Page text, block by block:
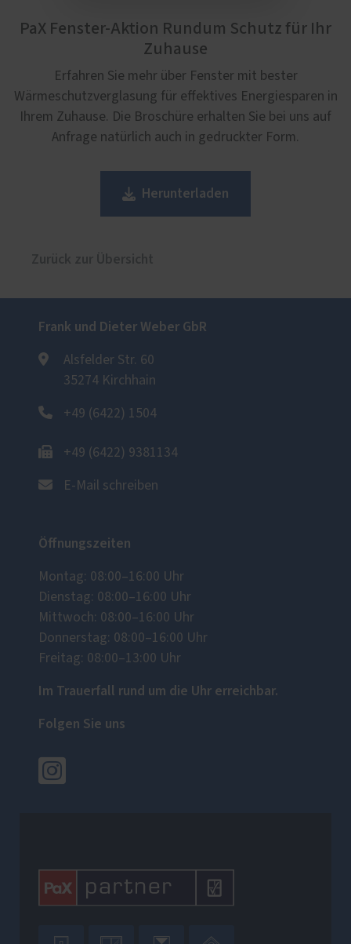
PaX Fenster-Aktion Rundum Schutz für Ihr
Zuhause
Erfahren Sie mehr über Fenster mit bester
Wärmeschutzverglasung für effektives Energiesparen in
Ihrem Zuhause. Die Broschüre erhalten Sie bei uns auf
Anfrage natürlich auch in gedruckter Form.
Herunterladen
Frank und Dieter Weber GbR
Alsfelder Str. 60
35274 Kirchhain
+49 (6422) 1504
+49 (6422) 9381134
E-Mail schreiben
Öffnungszeiten
Montag: 08:00–16:00 Uhr
Dienstag: 08:00–16:00 Uhr
Mittwoch: 08:00–16:00 Uhr
Donnerstag: 08:00–16:00 Uhr
Freitag: 08:00–13:00 Uhr
Im Trauerfall rund um die Uhr erreichbar.
Folgen Sie uns